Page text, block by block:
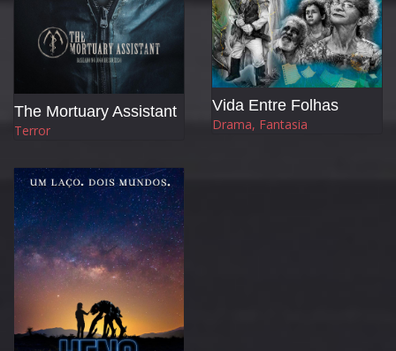
The Mortuary Assistant
Terror
Vida Entre Folhas
Drama, Fantasia